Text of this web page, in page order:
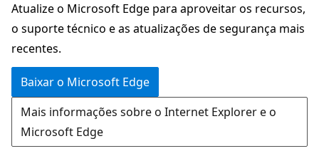
principal
a
navegação
na
página
Atualize o Microsoft Edge para aproveitar os recursos,
o suporte técnico e as atualizações de segurança mais
recentes.
Baixar o Microsoft Edge
Mais informações sobre o Internet Explorer e o
Microsoft Edge